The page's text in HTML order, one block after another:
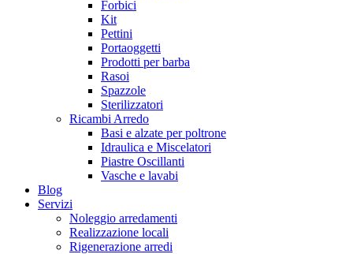
Forbici
Kit
Pettini
Portaoggetti
Prodotti per barba
Rasoi
Spazzole
Sterilizzatori
Ricambi Arredo
Basi e alzate per poltrone
Idraulica e Miscelatori
Piastre Oscillanti
Vasche e lavabi
Blog
Servizi
Noleggio arredamenti
Realizzazione locali
Rigenerazione arredi